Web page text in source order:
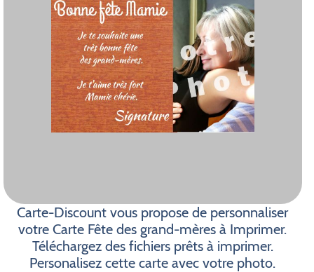
Carte-Discount vous propose de personnaliser
votre Carte Fête des grand-mères à Imprimer.
Téléchargez des fichiers prêts à imprimer.
Personalisez cette carte avec votre photo.